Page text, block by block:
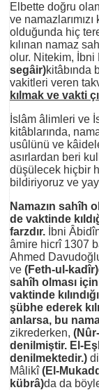
Elbette doğru
ve namazlarımızı
olduğunda hiç
kılınan namaz
olur. Nitekim, İbni
segâir)kitâbında
vakitleri veren
kılmak ve vakti
İslâm âlimleri ve
kitâblarında,
usûlünü ve
asırlardan beri
düşülecek hiçbir
bildiriyoruz ve
Namazın sahîh
de vaktinde
farzdır. İbni
âmire hicrî 1307
Ahmed
ve (Feth-ul-kadîr)
sahîh olması
vaktinde
şübhe ederek
anlarsa, bu
zikrederken,
denilmiştir. El-
denilmektedir.)
Mâlikî(El-
kübrâ)da da böyle